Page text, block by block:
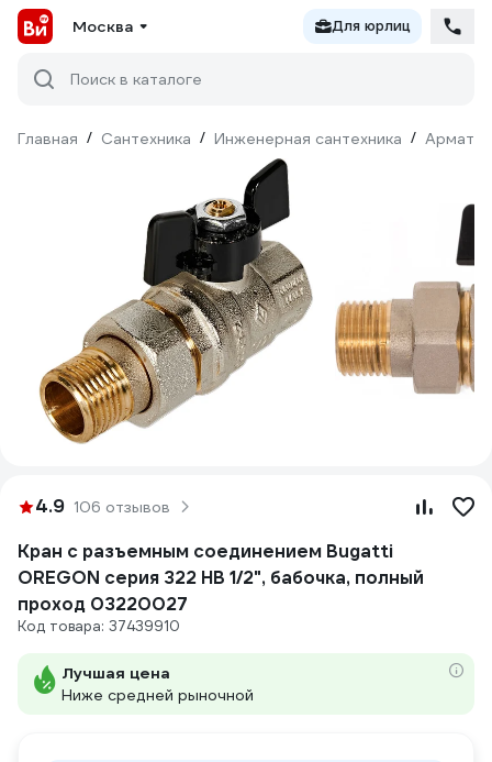
Москва Для юрлиц
Поиск в каталоге
Главная / Сантехника / Инженерная сантехника /
4.9 106 отзывов
Кран с разъемным соединением Bugatti
OREGON серия 322 НВ 1/2", бабочка, полный
проход 03220027
Код товара: 37439910
Лучшая цена
Ниже средней рыночной